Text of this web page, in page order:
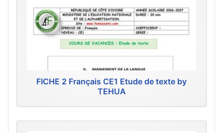
FICHE 2 Français CE1 Etude de texte by
TEHUA